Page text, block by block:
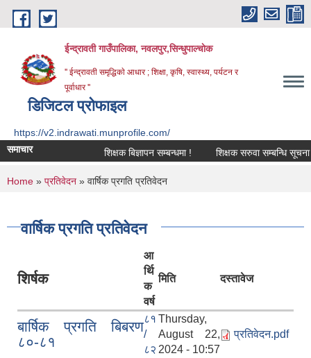
Skip to main content
ईन्द्रावती गाउँपालिका, नवलपुर,सिन्धुपाल्चाेक
'' ईन्द्रावती समृद्धिकाे आधार ; शिक्षा, कृषि, स्वास्थ्य, पर्यटन र
पूर्वाधार ''
डिजिटल प्रोफाइल
https://v2.indrawati.munprofile.com/
समाचार
शिक्षक बिज्ञापन सम्बन्धमा ! शिक्षक सरुवा सम्बन्धि सूचना !
You are here
Home » प्रतिवेदन » वार्षिक प्रगति प्रतिवेदन
वार्षिक प्रगति प्रतिवेदन
शिर्षक
आ
र्थि
क
वर्ष
मिति दस्तावेज
बार्षिक प्रगति बिबरण
८०-८१
८१
/
८२
Thursday,
August 22,
2024 - 10:57
प्रतिवेदन.pdf